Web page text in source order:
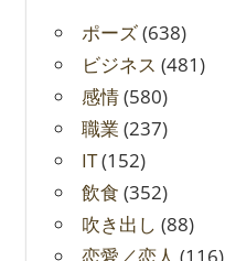
ポーズ(638)
ビジネス (481)
感情(580)
職業 (237)
IT(152)
飲食 (352)
吹き出し (88)